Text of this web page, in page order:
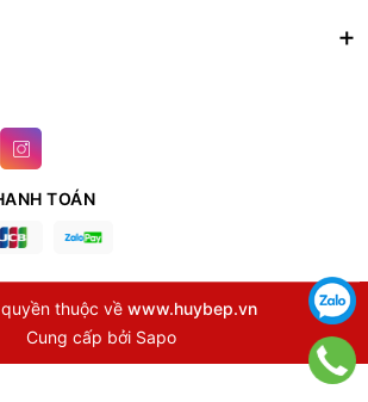
TOÁN
thuộc về www.huybep.vn
Cung cấp bởi Sapo